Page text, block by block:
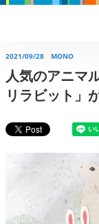
2021/09/28 MONO
人気のアニマ
リラビット」